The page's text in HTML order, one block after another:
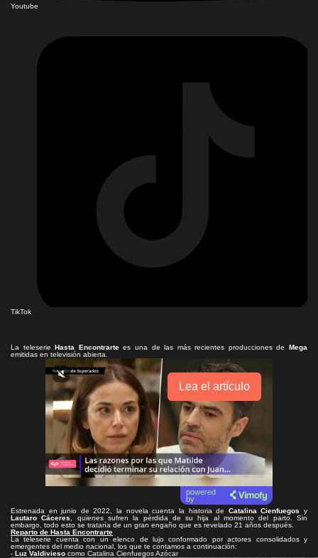
Youtube
TikTok
La teleserieHasta Encontrartees una de las más recientes producciones deMega
emitidas en televisión abierta.
Lea el artículo
powered
by
Estrenada en junio de 2022, la novela cuenta la historia de Catalina Cienfuegos
y
Lautaro Cáceres
, quienes sufren la pérdida de su hija al momento del parto. Sin
embargo, todo esto se trataría de un gran engaño que es revelado 21 años después.
Reparto de Hasta Encontrarte
La teleserie cuenta con un elenco de lujo conformado por actores consolidados y
emergentes del medio nacional, los que te contamos a continuación:
- Luz Valdivieso como Catalina Cienfuegos Azócar